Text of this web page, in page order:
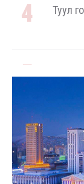
Туул